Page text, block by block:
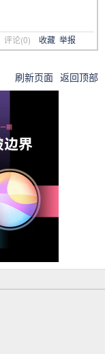
评论(0) 收藏 举报
刷新页面 返回顶部